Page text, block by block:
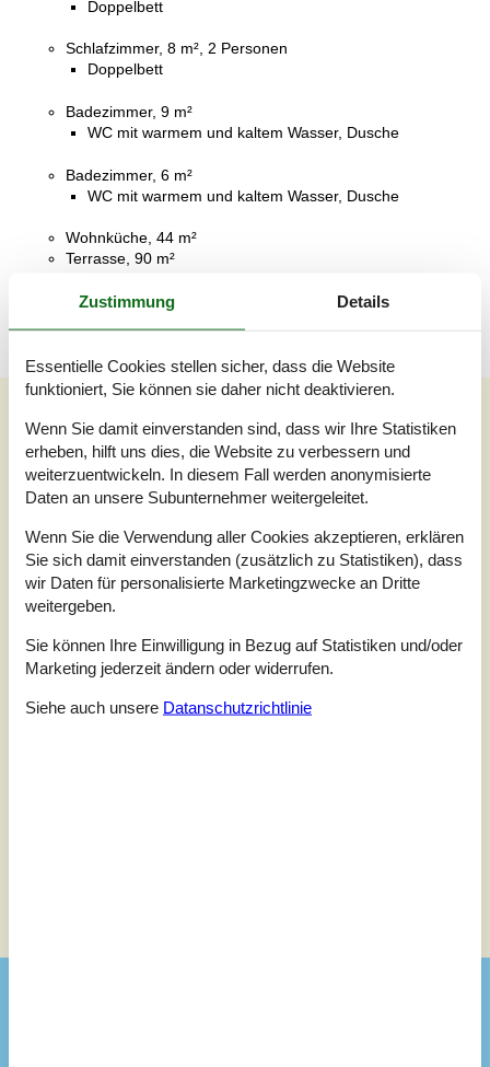
Doppelbett
Schlafzimmer, 8 m², 2 Personen
Doppelbett
Badezimmer, 9 m²
WC mit warmem und kaltem Wasser, Dusche
Badezimmer, 6 m²
WC mit warmem und kaltem Wasser, Dusche
Wohnküche, 44 m²
Terrasse, 90 m²
Unsere Gästebewertungen Externe Bewertungen
4,0 Bezogen auf2Bewertungen
Letzte Bewertung ist vom 04.01.2026
5
3 (0)
2 (0)
1
Kommentare
Zustimmung Details
Essentielle Cookies stellen sicher, dass die Website
funktioniert, Sie können sie daher nicht deaktivieren.
Wenn Sie damit einverstanden sind, dass wir Ihre Statistiken
erheben, hilft uns dies, die Website zu verbessern und
weiterzuentwickeln. In diesem Fall werden anonymisierte
Daten an unsere Subunternehmer weitergeleitet.
Wenn Sie die Verwendung aller Cookies akzeptieren, erklären
Sie sich damit einverstanden (zusätzlich zu Statistiken), dass
wir Daten für personalisierte Marketingzwecke an Dritte
weitergeben.
Sie können Ihre Einwilligung in Bezug auf Statistiken und/oder
Marketing jederzeit ändern oder widerrufen.
Siehe auch unsere Datanschutzrichtlinie